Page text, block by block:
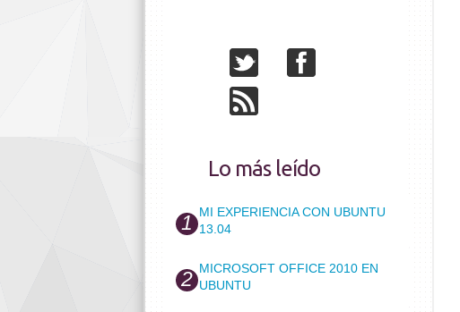
Lo más leído
MI EXPERIENCIA CON UBUNTU
13.04
MICROSOFT OFFICE 2010 EN
UBUNTU